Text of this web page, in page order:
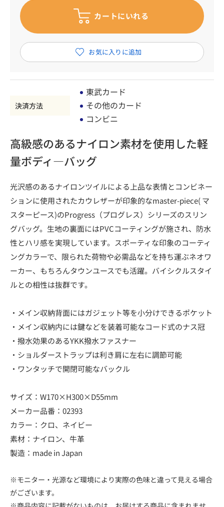
決済方法
東武カード
その他のカード
コンビニ
高級感のあるナイロン素材を使用した軽
量ボディ―バッグ
光沢感のあるナイロンツイルによる上品な表情とコンビネー
ションに使用されたカウレザーが印象的なmaster-piece( マ
スターピース)のProgress（プログレス）シリーズのスリン
グバッグ。生地の裏面にはPVCコーティングが施され、防水
性とハリ感を実現しています。スポーティな印象のコーティ
ングカラーで、限られた荷物や必需品などを持ち運ぶネオワ
ーカー、もちろんタウンユースでも活躍。バイシクルスタイ
ルとの相性は抜群です。
・メイン収納背面にはガジェット等を小分けできるポケット
・メイン収納内には鍵などを装着可能なコード式のナス冠
・撥水効果のあるYKK撥水ファスナー
・ショルダーストラップは利き肩に左右に調節可能
・ワンタッチで開閉可能なバックル
サイズ：W170×H300×D55mm
メーカー品番：02393
カラー：クロ、ネイビー
素材：ナイロン、牛革
製造：made in Japan
※モニター・光源など環境により実際の色味と違って見える場合
がございます。